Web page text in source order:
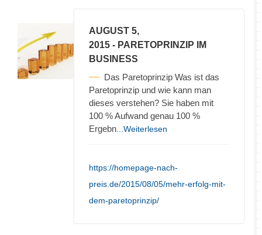
AUGUST 5,
2015 - PARETOPRINZIP IM
BUSINESS
Das Paretoprinzip Was ist das
Paretoprinzip und wie kann man
dieses verstehen? Sie haben mit
100 % Aufwand genau 100 %
Ergebn ...Weiterlesen
https://homepage-nach-
preis.de/2015/08/05/mehr-erfolg-mit-
dem-paretoprinzip/